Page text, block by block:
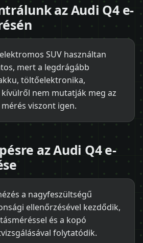
az Audi Q4 e-
SUV használtan
mert a legdrágább
töltőelektronika,
nem mutatják meg az
viszont igen.
az Audi Q4 e-
a nagyfeszültségű
ellenőrzésével kezdődik,
és a kopó
folytatódik.